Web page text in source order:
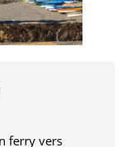
ferry vers